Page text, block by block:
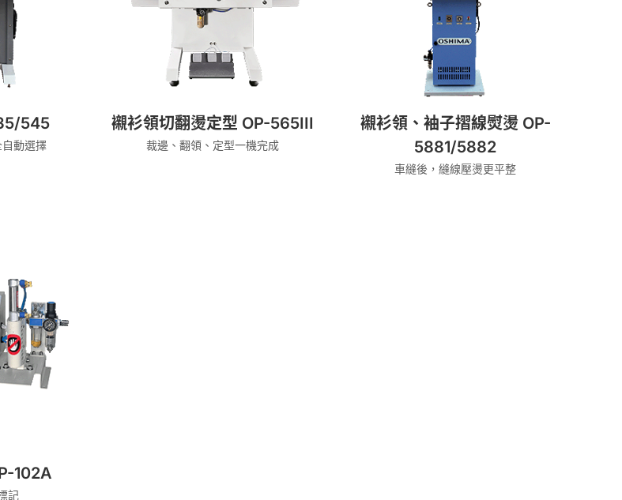
545
動選擇
襯衫領切翻燙定型 OP-565III
裁邊、翻領、定型一機完成
襯衫領、袖子摺線熨燙 OP-
5881/5882
車縫後，縫線壓燙更平整
102A
記